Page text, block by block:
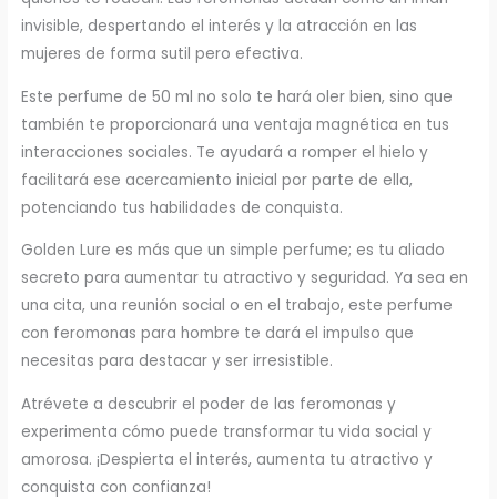
invisible, despertando el interés y la atracción en las
mujeres de forma sutil pero efectiva.
Este perfume de 50 ml no solo te hará oler bien, sino que
también te proporcionará una ventaja magnética en tus
interacciones sociales. Te ayudará a romper el hielo y
facilitará ese acercamiento inicial por parte de ella,
potenciando tus habilidades de conquista.
Golden Lure es más que un simple perfume; es tu aliado
secreto para aumentar tu atractivo y seguridad. Ya sea en
una cita, una reunión social o en el trabajo, este perfume
con feromonas para hombre te dará el impulso que
necesitas para destacar y ser irresistible.
Atrévete a descubrir el poder de las feromonas y
experimenta cómo puede transformar tu vida social y
amorosa. ¡Despierta el interés, aumenta tu atractivo y
conquista con confianza!